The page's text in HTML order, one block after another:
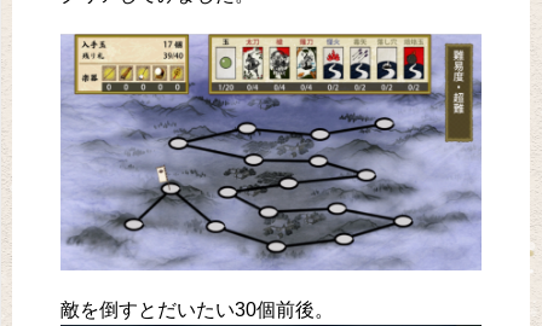
敵を倒すとだいたい30個前後。